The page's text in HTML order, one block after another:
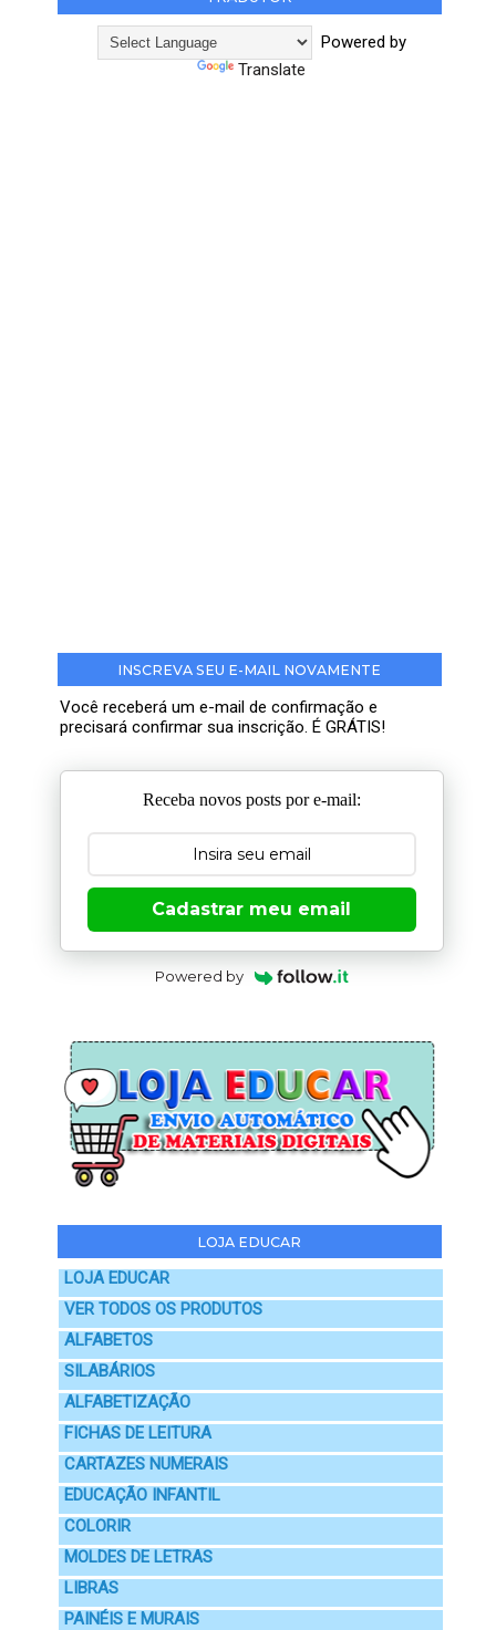
Powered by
Translate
INSCREVA SEU E-MAIL NOVAMENTE
Você receberá um e-mail de confirmação e
precisará confirmar sua inscrição. É GRÁTIS!
Receba novos posts por e-mail:
Cadastrar meu email
Powered by
LOJA EDUCAR
LOJA EDUCAR
VER TODOS OS PRODUTOS
ALFABETOS
SILABÁRIOS
ALFABETIZAÇÃO
FICHAS DE LEITURA
CARTAZES NUMERAIS
EDUCAÇÃO INFANTIL
COLORIR
MOLDES DE LETRAS
LIBRAS
PAINÉIS E MURAIS